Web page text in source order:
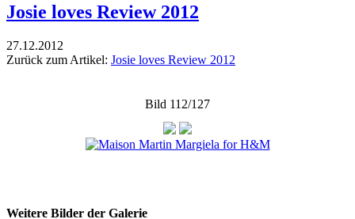
Josie loves Review 2012
27.12.2012
Zurück zum Artikel: Josie loves Review 2012
Bild 112/127
Weitere Bilder der Galerie